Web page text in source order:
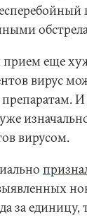
еще
вирус
вирусом.
за